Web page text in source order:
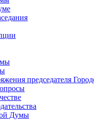
председателя
Думы